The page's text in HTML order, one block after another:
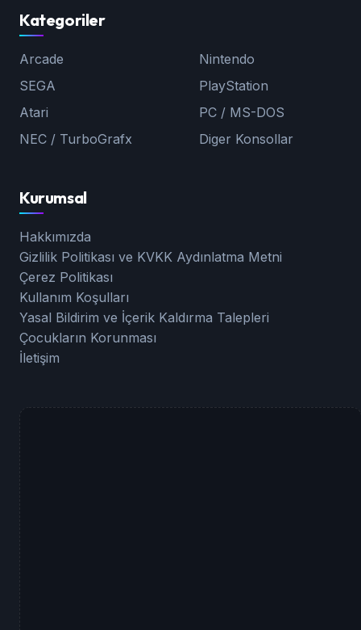
Kategoriler
Arcade
Nintendo
SEGA
PlayStation
Atari
PC / MS-DOS
NEC / TurboGrafx
Diger Konsollar
Kurumsal
Hakkımızda
Gizlilik Politikası ve KVKK Aydınlatma Metni
Çerez Politikası
Kullanım Koşulları
Yasal Bildirim ve İçerik Kaldırma Talepleri
Çocukların Korunması
İletişim